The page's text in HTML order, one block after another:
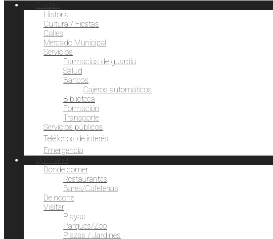
Ciudad
Historia
Cultura / Fiestas
Calles
Mercado Municipal
Servicios
Farmacias de guardia
Salud
Bancos
Cajeros automáticos
Biblioteca
Formación
Transporte
Servicios públicos
Teléfonos de interés
Emergencia
Qué hacer
Dónde comer
Restaurantes
Bares/Cafeterías
De noche
Visitar
Playas
Parques/Zoo
Plazas / Jardines